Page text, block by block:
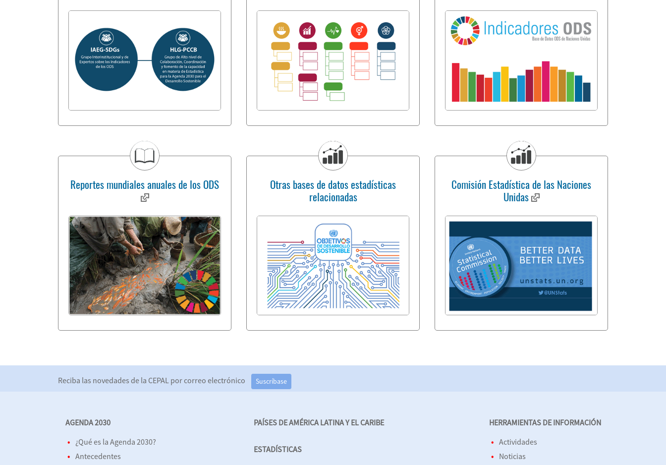
Reportes mundiales anuales de los ODS
Otras bases de datos estadísticas
relacionadas
Comisión Estadística de las Naciones
Unidas
Reciba las novedades de la CEPAL por correo electrónico Suscríbase
AGENDA 2030
¿Qué es la Agenda 2030?
Antecedentes
PAÍSES DE AMÉRICA LATINA Y EL CARIBE
ESTADÍSTICAS
HERRAMIENTAS DE INFORMACIÓN
Actividades
Noticias